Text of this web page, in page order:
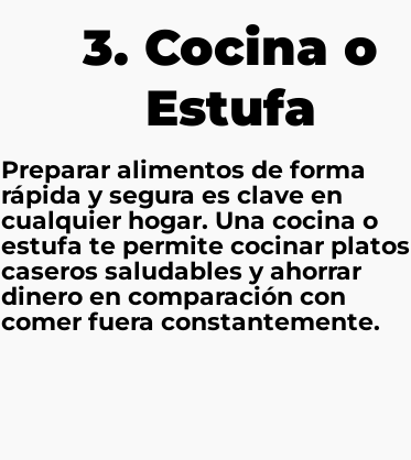
3. Cocina o
Estufa
Preparar alimentos de forma
rápida y segura es clave en
cualquier hogar. Una cocina o
estufa te permite cocinar platos
caseros saludables y ahorrar
dinero en comparación con
comer fuera constantemente.